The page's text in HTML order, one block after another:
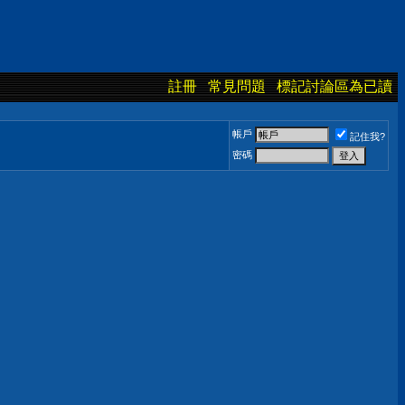
註冊 常見問題 標記討論區為已讀
帳戶
記住我?
密碼